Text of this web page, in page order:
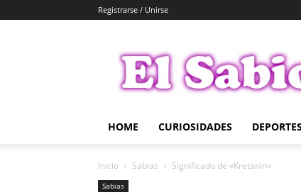
Registrarse / Unirse
Sabio
HOME CURIOSIDADES DEPORTES
Inicio Sabias Significado de «Kretanin»
Sabias